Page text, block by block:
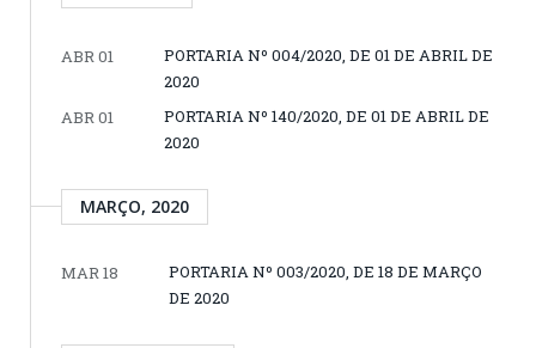
ABR 01
PORTARIA Nº 004/2020, DE 01 DE ABRIL DE
2020
ABR 01
PORTARIA Nº 140/2020, DE 01 DE ABRIL DE
2020
MARÇO, 2020
MAR 18
PORTARIA Nº 003/2020, DE 18 DE MARÇO
DE 2020